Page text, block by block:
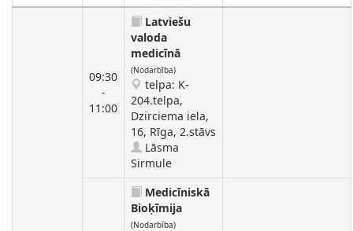
09:30
-
11:00
Latviešu
valoda
medicīnā
(Nodarbība)
telpa: K-
204.telpa,
Dzirciema iela,
16, Rīga, 2.stāvs
Lāsma
Sirmule
Medicīniskā
Bioķīmija
(Nodarbība)